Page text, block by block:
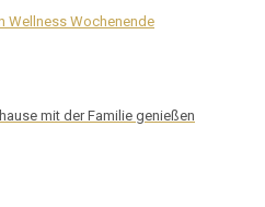
mit der Familie genießen